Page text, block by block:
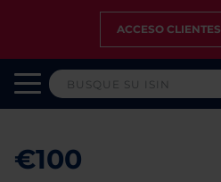
ACCESO CLIENTES
€100